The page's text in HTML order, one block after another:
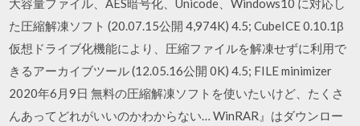
た圧縮解凍ソフト (20.07.15公開 4,974K) 4.5; CubeICE 0.10.1β
仮想ドライブ化機能により、圧縮ファイルを解凍せずに利用で
きるアーカイブツール (12.05.16公開 0K) 4.5; FILE minimizer
2020年6月9日 無料の圧縮解凍ソフトを使いたいけど、たくさ
んあってどれがいいのかわからない… WinRAR』はダウンロー